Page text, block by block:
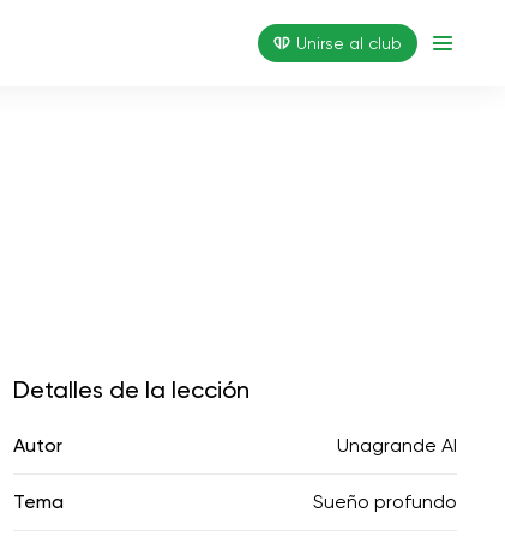
Unirse al club
Detalles de la lección
Autor Unagrande AI
Tema Sueño profundo